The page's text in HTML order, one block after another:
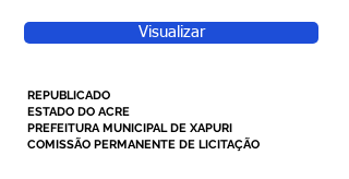
Visualizar
REPUBLICADO
ESTADO DO ACRE
PREFEITURA MUNICIPAL DE XAPURI
COMISSÃO PERMANENTE DE LICITAÇÃO